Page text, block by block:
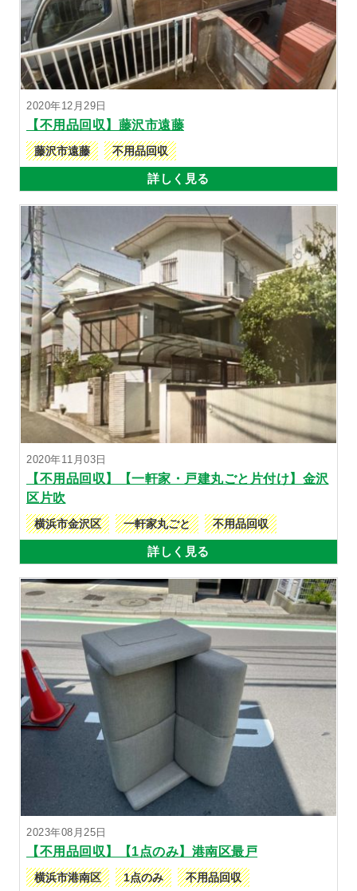
2020年12月29日
【不用品回収】藤沢市遠藤
藤沢市遠藤 不用品回収
詳しく見る
2020年11月03日
【不用品回収】【一軒家・戸建丸ごと片付け】金沢
区片吹
横浜市金沢区 一軒家丸ごと 不用品回収
詳しく見る
2023年08月25日
【不用品回収】【1点のみ】港南区最戸
横浜市港南区 1点のみ 不用品回収